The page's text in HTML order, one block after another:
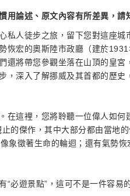
用論述、原文內容有所差異，請
私人徒步之旅，留下您對這座
恢宏的奧斯陸市政廳（建於
還將帶您參觀坐落在山頂的皇宮
，深入了解挪威及其首都的歷史
在這裡，您將聆聽一位偉人如
的傑作，其中大部分都由當地
象徵著生命的輪迴；還有氣勢
必遊景點”，這可不是一件容易